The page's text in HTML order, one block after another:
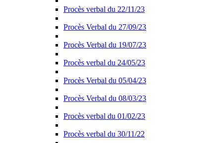
Procès verbal du 22/11/23
Procès Verbal du 27/09/23
Procès Verbal du 19/07/23
Procès verbal du 24/05/23
Procès Verbal du 05/04/23
Procès Verbal du 08/03/23
Procès verbal du 01/02/23
Procès verbal du 30/11/22